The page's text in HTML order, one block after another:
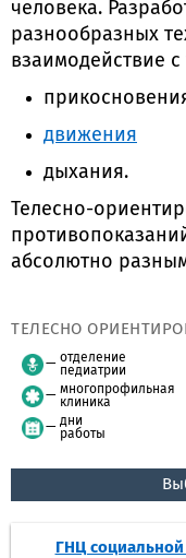
человека.
разнообразных
взаимодействие с
движения
дыхания.
Телесно-
абсолютно
ТЕЛЕСНО
отделение
педиатрии
многопрофильная
клиника
дни
работы
ГНЦ